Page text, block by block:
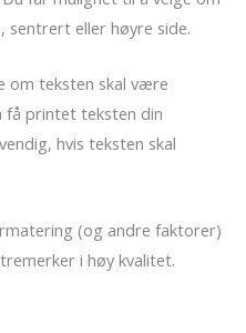
sentrert eller høyre side.
om teksten skal være
få printet teksten din
hvis teksten skal
(og andre faktorer)
i høy kvalitet.